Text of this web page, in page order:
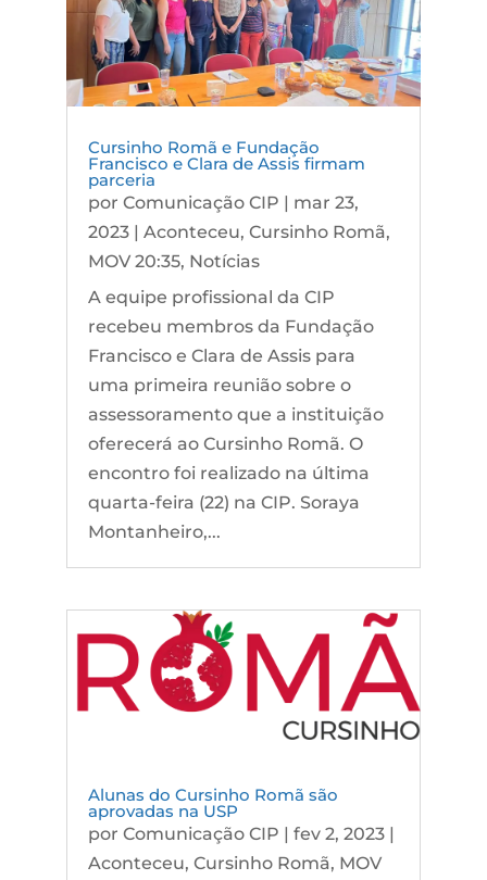
Cursinho Romã e Fundação
Francisco e Clara de Assis firmam
parceria
por Comunicação CIP
mar 23,
2023| Aconteceu, Cursinho Romã,
MOV 20:35, Notícias
A equipe profissional da CIP
recebeu membros da Fundação
Francisco e Clara de Assis para
uma primeira reunião sobre o
assessoramento que a instituição
oferecerá ao Cursinho Romã. O
encontro foi realizado na última
quarta-feira (22) na CIP. Soraya
Montanheiro,...
Alunas do Cursinho Romã são
aprovadas na USP
por Comunicação CIP fev 2, 2023|
Aconteceu, Cursinho Romã, MOV